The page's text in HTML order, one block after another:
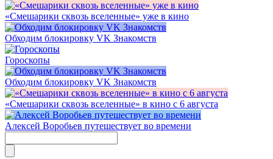
«Смешарики сквозь вселенные» уже в кино
Обходим блокировку VK Знакомств
Гороскопы
Обходим блокировку VK Знакомств
«Смешарики сквозь вселенные» в кино с 6 августа
Алексей Воробьев путешествует во времени